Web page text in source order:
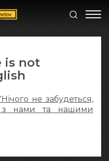
is not
не забудеться,
з нами та нашими